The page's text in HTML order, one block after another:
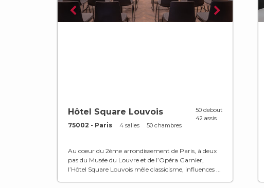
Hôtel Square Louvois
75002 - Paris 4 salles 50 chambres
50 debout
42 assis
Au coeur du 2ème arrondissement de Paris, à deux
pas du Musée du Louvre et de l’Opéra Garnier,
l’Hôtel Square Louvois mêle classicisme, influences ...